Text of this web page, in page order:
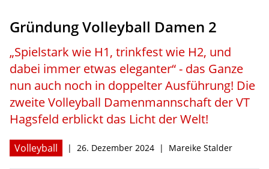
Hagsfelder Stuben Kontakt
Gründung Volleyball Damen 2
„Spielstark wie H1, trinkfest wie H2, und
dabei immer etwas eleganter“ - das Ganze
nun auch noch in doppelter Ausführung! Die
zweite Volleyball Damenmannschaft der VT
Hagsfeld erblickt das Licht der Welt!
Volleyball | 26. Dezember 2024 | Mareike Stalder